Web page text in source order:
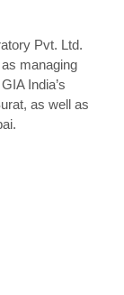
Pvt. Ltd.
managing
India’s
as well as